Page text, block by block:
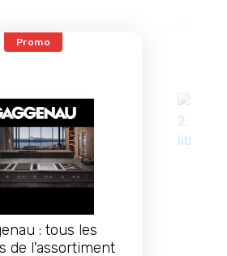
Promo
: tous les
de l'assortiment